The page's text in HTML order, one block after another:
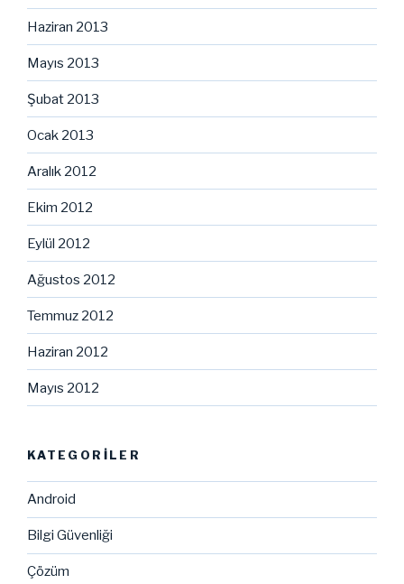
Haziran 2013
Mayıs 2013
Şubat 2013
Ocak 2013
Aralık 2012
Ekim 2012
Eylül 2012
Ağustos 2012
Temmuz 2012
Haziran 2012
Mayıs 2012
KATEGORILER
Android
Bilgi Güvenliği
Çözüm